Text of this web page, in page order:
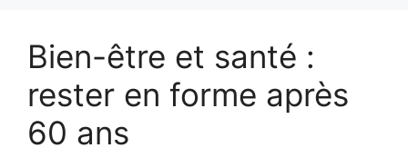
Bien-être et santé :
rester en forme après
60 ans